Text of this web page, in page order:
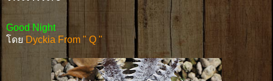
Good Night
โดยDyckia From " Q "